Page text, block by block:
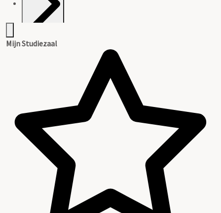
Mijn Studiezaal